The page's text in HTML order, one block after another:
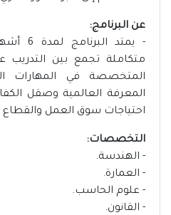
عن البرنامج:
- يمتد
متكاملة تجمع بين التدريب
المتخصصة في المهارات
المعرفة العالمية وصقل
احتياجات سوق العمل والقطاع
التخصصات:
- الهندسة.
- العمارة.
- علوم الحاسب.
- القانون.